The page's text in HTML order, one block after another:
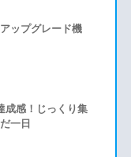
ップグレード機
成感！じっくり集
一日